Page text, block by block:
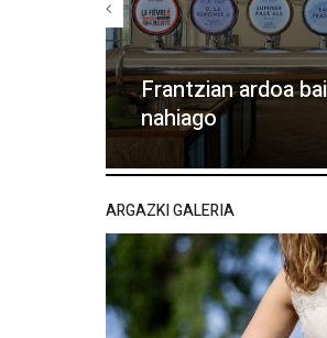
Frantzian ardoa
nahiago
ARGAZKI GALERIA